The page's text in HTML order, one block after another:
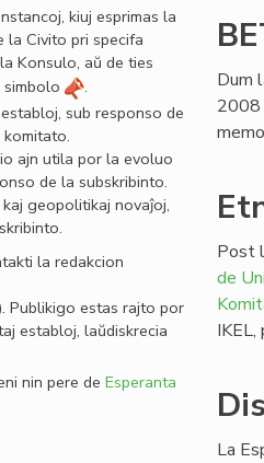
Dum
2008
Post
de
La
kiuj esprimas la
la Civito pri specifa
Konsulo, aŭ de ties
.
sub responso de
ajn utila por la evoluo
de la subskribinto.
geopolitikaj novaĵoj,
la redakcion
. Publikigo estas rajto por
establoj, laŭdiskrecia
nin pere de Esperanta